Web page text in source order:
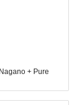
+ Pure